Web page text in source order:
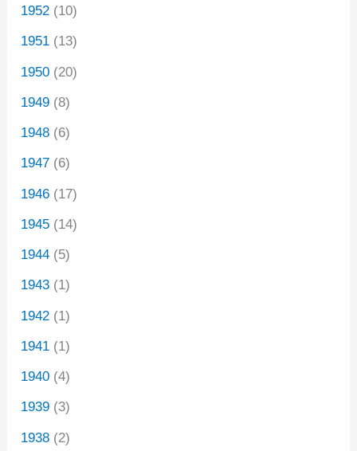
1952 (10)
1951 (13)
1950 (20)
1949 (8)
1948 (6)
1947 (6)
1946 (17)
1945 (14)
1944 (5)
1943 (1)
1942 (1)
1941 (1)
1940 (4)
1939 (3)
1938 (2)